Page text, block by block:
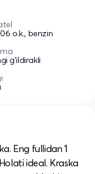
o.k., benzin
g'ildirakli
Eng fullidan 1
ideal. Kraska